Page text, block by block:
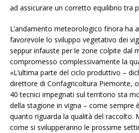
ad assicurare un corretto equilibrio tra
L’andamento meteorologico finora ha
favorevole lo sviluppo vegetativo dei
seppur infauste per le zone colpite dal
compromesso complessivamente la
«L’ultima parte del ciclo produttivo –
direttore di Confagricoltura Piemonte,
40 tecnici impegnati sul territorio sta
della stagione in vigna – come sempre
quanto riguarda la qualità del raccolto.
come si svilupperanno le prossime